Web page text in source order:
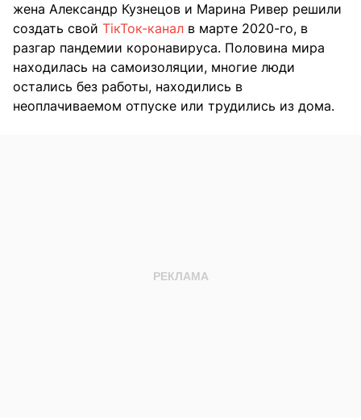
жена Александр Кузнецов и Марина Ривер решили
создать свой ТiкТок-канал в марте 2020-го, в
разгар пандемии коронавируса. Половина мира
находилась на самоизоляции, многие люди
остались без работы, находились в
неоплачиваемом отпуске или трудились из дома.